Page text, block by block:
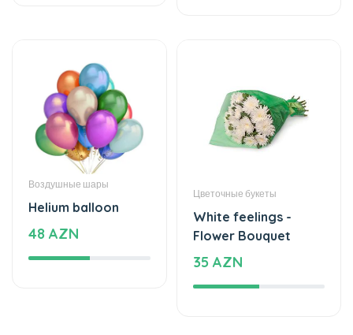
Воздушные шары
Helium balloon
48 AZN
Цветочные букеты
White feelings -
Flower Bouquet
35 AZN